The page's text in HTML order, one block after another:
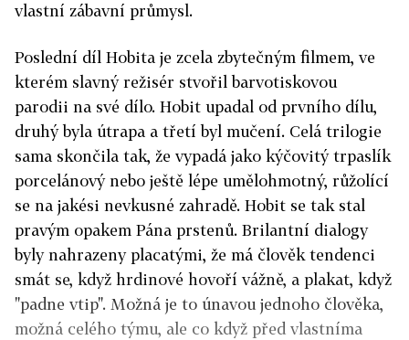
vlastní zábavní průmysl.
Poslední díl Hobita je zcela zbytečným filmem, ve
kterém slavný režisér stvořil barvotiskovou
parodii na své dílo. Hobit upadal od prvního dílu,
druhý byla útrapa a třetí byl mučení. Celá trilogie
sama skončila tak, že vypadá jako kýčovitý trpaslík
porcelánový nebo ještě lépe umělohmotný, růžolící
se na jakési nevkusné zahradě. Hobit se tak stal
pravým opakem Pána prstenů. Brilantní dialogy
byly nahrazeny placatými, že má člověk tendenci
smát se, když hrdinové hovoří vážně, a plakat, když
"padne vtip". Možná je to únavou jednoho člověka,
možná celého týmu, ale co když před vlastníma